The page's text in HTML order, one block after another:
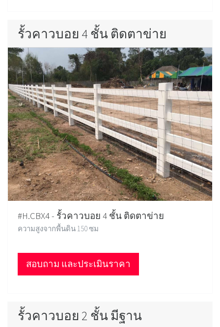
รั้วคาวบอย 4 ชั้น ติดตาข่าย
#H.CBX4 - รั้วคาวบอย 4 ชั้น ติดตาข่าย
ความสูงจากพื้นดิน 150 ซม
สอบถาม และประเมินราคา
รั้วคาวบอย 2 ชั้น มีฐาน